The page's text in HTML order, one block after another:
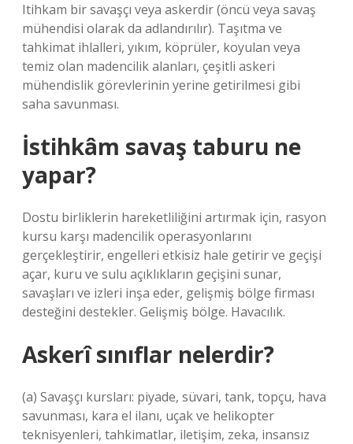
Itihkam bir savaşçı veya askerdir (öncü veya savaş
mühendisi olarak da adlandırılır). Taşıtma ve
tahkimat ihlalleri, yıkım, köprüler, koyulan veya
temiz olan madencilik alanları, çeşitli askeri
mühendislik görevlerinin yerine getirilmesi gibi
saha savunması.
İstihkâm savaş taburu ne
yapar?
Dostu birliklerin hareketliliğini artırmak için, rasyon
kursu karşı madencilik operasyonlarını
gerçekleştirir, engelleri etkisiz hale getirir ve geçişi
açar, kuru ve sulu açıklıkların geçişini sunar,
savaşları ve izleri inşa eder, gelişmiş bölge firması
desteğini destekler. Gelişmiş bölge. Havacılık.
Askerî sınıflar nelerdir?
(a) Savaşçı kursları: piyade, süvari, tank, topçu, hava
savunması, kara el ilanı, uçak ve helikopter
teknisyenleri, tahkimatlar, iletişim, zeka, insansız